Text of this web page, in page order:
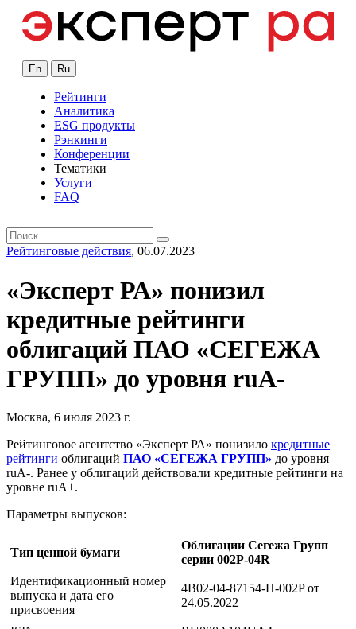
En Ru
Рейтинги
Аналитика
ESG продукты
Рэнкинги
Конференции
Тематики
Услуги
FAQ
Рейтинговые действия, 06.07.2023
«Эксперт РА» понизил
кредитные рейтинги
облигаций ПАО «СЕГЕЖА
ГРУПП» до уровня ruA-
Москва, 6 июля 2023 г.
Рейтинговое агентство «Эксперт РА» понизило кредитные
рейтинги облигаций ПАО «СЕГЕЖА ГРУПП» до уровня
ruA-. Ранее у облигаций действовали кредитные рейтинги на
уровне ruA+.
Параметры выпусков:
Тип ценной бумаги
Облигации Сегежа Групп
серии 002P-04R
Идентификационный номер
выпуска и дата его
присвоения
4B02-04-87154-H-002P от
24.05.2022